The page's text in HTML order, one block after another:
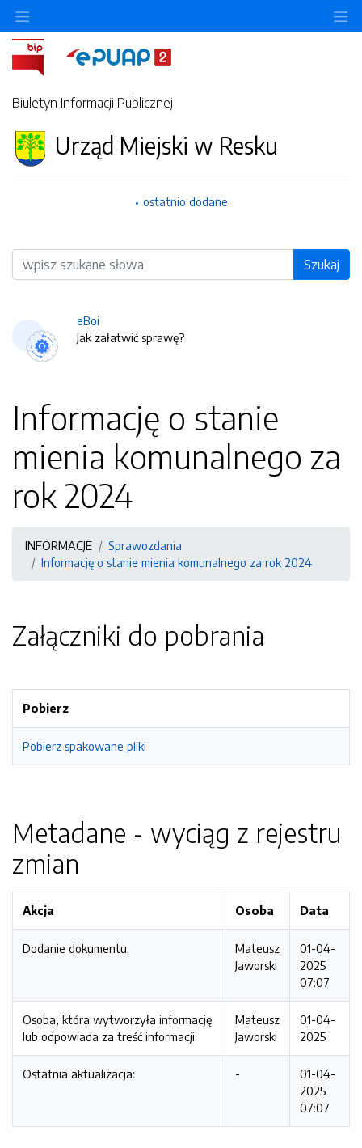
Biuletyn Informacji Publicznej
Urząd Miejski w Resku
ostatnio dodane
Wyszukiwarka Szukaj
eBoi
Jak załatwić sprawę?
Informację o stanie
mienia komunalnego za
rok 2024
INFORMACJE
Sprawozdania
Informację o stanie mienia komunalnego za rok 2024
Załączniki do pobrania
Pobierz
Pobierz spakowane pliki
Metadane - wyciąg z rejestru
zmian
Akcja Osoba Data
Dodanie dokumentu:
Mateusz
Jaworski
01-04-
2025
07:07
Osoba, która wytworzyła informację
lub odpowiada za treść informacji:
Mateusz
Jaworski
01-04-
2025
Ostatnia aktualizacja: -
01-04-
2025
07:07